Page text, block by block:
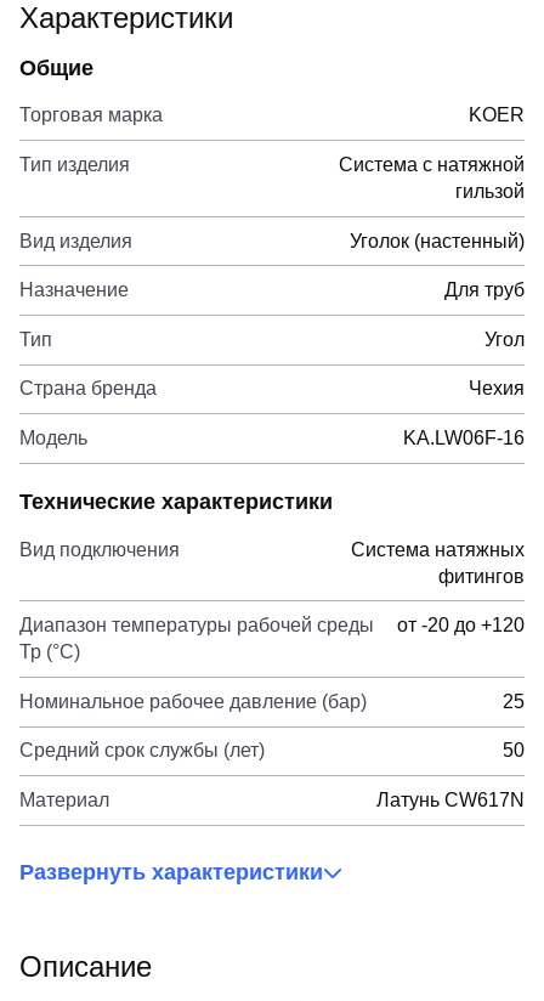
Характеристики
Общие
Торговая марка KOER
Тип изделия
Система с натяжной
гильзой
Вид изделия Уголок (настенный)
Назначение Для труб
Тип Угол
Страна бренда Чехия
Модель KA.LW06F-16
Технические характеристики
Вид подключения
Система натяжных
фитингов
Диапазон температуры рабочей среды
Тр (°С)
от -20 до +120
Номинальное рабочее давление (бар) 25
Средний срок службы (лет) 50
Материал Латунь CW617N
Развернуть характеристики
Описание